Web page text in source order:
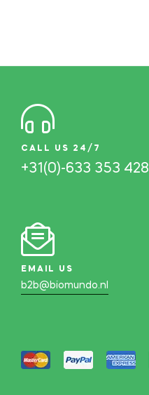
CALL US 24/7
+31(0)-633 353 428
EMAIL US
b2b@biomundo.nl